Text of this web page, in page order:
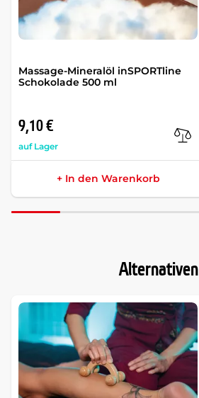
Massage-Mineralöl inSPORTline
Schokolade 500 ml
9,10 €
auf Lager
+ In den Warenkorb
Alternativen